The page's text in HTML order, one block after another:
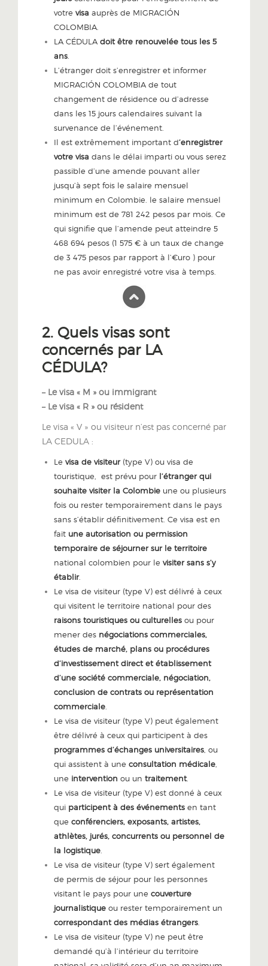
votre visa auprès de MIGRACIÓN
COLOMBIA.
LA CÉDULA doit être renouvelée tous les 5
ans.
L’étranger doit s’enregistrer et informer
MIGRACIÓN COLOMBIA de tout
changement de résidence ou d’adresse
dans les 15 jours calendaires suivant la
survenance de l’événement.
Il est extrêmement important d‘enregistrer
votre visa dans le délai imparti ou vous serez
passible d’une amende pouvant aller
jusqu’à sept fois le salaire mensuel
minimum en Colombie. le salaire mensuel
minimum est de 781 242 pesos par mois. Ce
qui signifie que l’amende peut atteindre 5
468 694 pesos (1 575 € à un taux de change
de 3 475 pesos par rapport à l’€uro ) pour
ne pas avoir enregistré votre visa à temps.
2. Quels visas sont
concernés par LA
CÉDULA?
– Le visa « M » ou immigrant
– Le visa « R » ou résident
Le visa « V » ou visiteur n’est pas concerné par
LA CEDULA :
Le visa de visiteur(type V) ou visa de
touristique, est prévu pour l’étranger qui
souhaite visiter la Colombie une ou plusieurs
fois ou rester temporairement dans le pays
sans s’établir définitivement. Ce visa est en
fait une autorisation ou permission
temporaire de séjourner sur le territoire
national colombien pour le visiter sans s’y
établir.
Le visa de visiteur (type V) est délivré à ceux
qui visitent le territoire national pour des
raisons touristiques ou culturelles ou pour
mener des négociations commerciales,
études de marché, plans ou procédures
d’investissement direct et établissement
d’une société commerciale, négociation,
conclusion de contrats ou représentation
commerciale.
Le visa de visiteur (type V) peut également
être délivré à ceux qui participent à des
programmes d’échanges universitaires, ou
qui assistent à une consultation médicale,
une intervention ou un traitement.
Le visa de visiteur (type V) est donné à ceux
qui participent à des événements en tant
que conférenciers, exposants, artistes,
athlètes, jurés, concurrents ou personnel de
la logistique.
Le visa de visiteur (type V) sert également
de permis de séjour pour les personnes
visitant le pays pour une couverture
journalistique ou rester temporairement un
correspondant des médias étrangers.
Le visa de visiteur (type V) ne peut être
demandé qu’à l’intérieur du territoire